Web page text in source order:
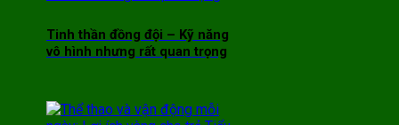
Tinh thần đồng đội – Kỹ năng
vô hình nhưng rất quan trọng